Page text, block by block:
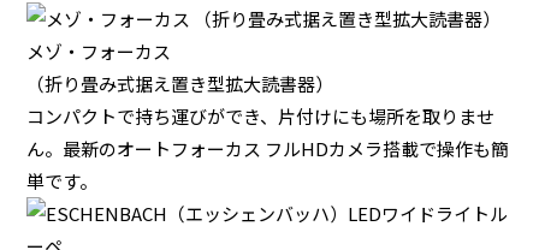
メゾ・フォーカス
（折り畳み式据え置き型拡大読書器）
コンパクトで持ち運びができ、片付けにも場所を取りませ
ん。最新のオートフォーカス フルHDカメラ搭載で操作も簡
単です。